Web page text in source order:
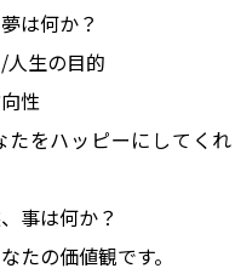
は何か？
生の目的
性
たをハッピーにしてく
事は何か？
たの価値観です。